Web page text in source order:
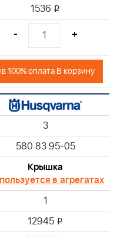
1536 i
- +
100% оплата В корзину
3
580 83 95-05
Крышка
в агрегатах
1
12945 i